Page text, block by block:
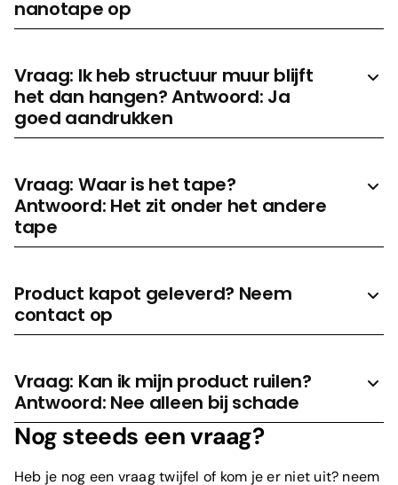
nanotape op
Vraag: Ik heb structuur muur blijft
het dan hangen? Antwoord: Ja
goed aandrukken
Vraag: Waar is het tape?
Antwoord: Het zit onder het andere
tape
Product kapot geleverd? Neem
contact op
Vraag: Kan ik mijn product ruilen?
Antwoord: Nee alleen bij schade
Nog steeds een vraag?
Heb je nog een vraag twijfel of kom je er niet uit? neem
Prijs aanvragen